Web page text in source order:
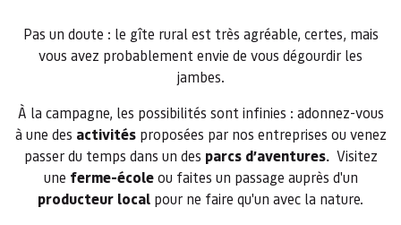
Pas un doute : le gîte rural est très agréable, certes, mais
vous avez probablement envie de vous dégourdir les
jambes.
À la campagne, les possibilités sont infinies : adonnez-vous
à une des activitésproposées par nos entreprises ou venez
passer du temps dans un des parcs d’aventures. Visitez
une ferme-écoleou faites un passage auprès d'un
producteur local pour ne faire qu'un avec la nature.